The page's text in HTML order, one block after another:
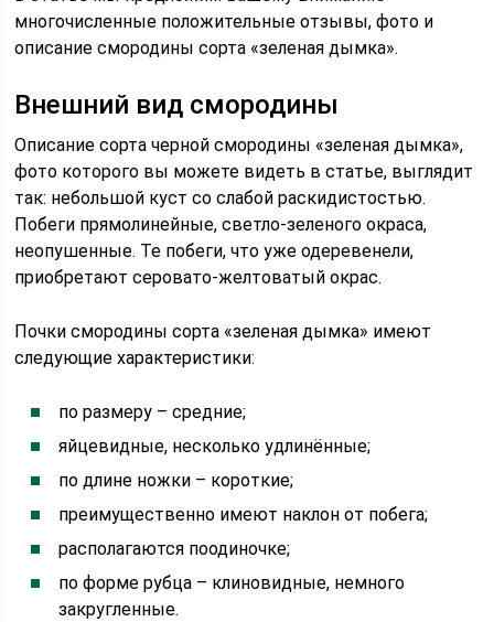
многочисленные положительные отзывы, фото и
описание смородины сорта «зеленая дымка».
Внешний вид смородины
Описание сорта черной смородины «зеленая дымка»,
фото которого вы можете видеть в статье, выглядит
так: небольшой куст со слабой раскидистостью.
Побеги прямолинейные, светло-зеленого окраса,
неопушенные. Те побеги, что уже одеревенели,
приобретают серовато-желтоватый окрас.
Почки смородины сорта «зеленая дымка» имеют
следующие характеристики:
по размеру – средние;
яйцевидные, несколько удлинённые;
по длине ножки – короткие;
преимущественно имеют наклон от побега;
располагаются поодиночке;
по форме рубца – клиновидные, немного
закругленные.